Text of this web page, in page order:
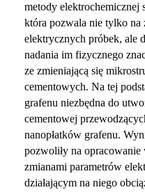
metody elektrochemicznej
która pozwala nie tylko na
elektrycznych próbek, ale
nadania im fizycznego
ze zmieniającą się
cementowych. Na tej
grafenu niezbędna do
cementowej
nanopłatków grafenu.
pozwoliły na
zmianami parametrów
działającym na niego